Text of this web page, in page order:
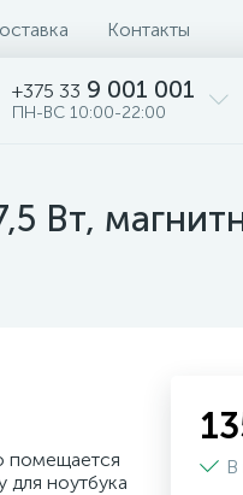
Контакты
+375 33 9 001 001
ПН-ВС 10:00-22:00
Вт,
помещается
ноутбука
В